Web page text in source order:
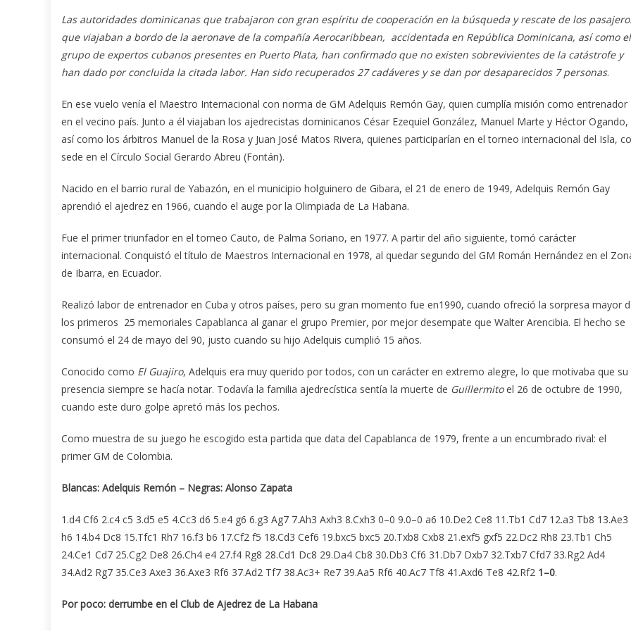
Las autoridades dominicanas que trabajaron con gran espíritu de cooperación en la búsqueda y rescate de los
que viajaban a bordo de la aeronave de la compañía Aerocaribbean, accidentada en República Dominicana, así como el
grupo de expertos cubanos presentes en Puerto Plata, han confirmado que no existen sobrevivientes de la catástrofe y
han dado por concluida la citada labor. Han sido recuperados 27 cadáveres y se dan por desaparecidos 7 personas.
En ese vuelo venía el Maestro Internacional con norma de GM Adelquis Remón Gay, quien cumplía misión como entrenador
en el vecino país. Junto a él viajaban los ajedrecistas dominicanos César Ezequiel González, Manuel Marte y Héctor Ogando,
así como los árbitros Manuel de la Rosa y Juan José Matos Rivera, quienes participarían en el torneo internacional del Isla,
sede en el Círculo Social Gerardo Abreu (Fontán).
Nacido en el barrio rural de Yabazón, en el municipio holguinero de Gibara, el 21 de enero de 1949, Adelquis Remón Gay
aprendió el ajedrez en 1966, cuando el auge por la Olimpiada de La Habana.
Fue el primer triunfador en el torneo Cauto, de Palma Soriano, en 1977. A partir del año siguiente, tomó carácter
internacional. Conquistó el título de Maestros Internacional en 1978, al quedar segundo del GM Román Hernández en el
de Ibarra, en Ecuador.
Realizó labor de entrenador en Cuba y otros países, pero su gran momento fue en1990, cuando ofreció la sorpresa mayor
los primeros 25 memoriales Capablanca al ganar el grupo Premier, por mejor desempate que Walter Arencibia. El hecho se
consumó el 24 de mayo del 90, justo cuando su hijo Adelquis cumplió 15 años.
Conocido como El Guajiro, Adelquis era muy querido por todos, con un carácter en extremo alegre, lo que motivaba que su
presencia siempre se hacía notar. Todavía la familia ajedrecística sentía la muerte de Guillermitoel 26 de octubre de 1990,
cuando este duro golpe apretó más los pechos.
Como muestra de su juego he escogido esta partida que data del Capablanca de 1979, frente a un encumbrado rival: el
primer GM de Colombia.
Blancas: Adelquis Remón – Negras: Alonso Zapata
1.d4 Cf6 2.c4 c5 3.d5 e5 4.Cc3 d6 5.e4 g6 6.g3 Ag7 7.Ah3 Axh3 8.Cxh3 0–0 9.0–0 a6 10.De2 Ce8 11.Tb1 Cd7 12.a3 Tb8 13.Ae3
h6 14.b4 Dc8 15.Tfc1 Rh7 16.f3 b6 17.Cf2 f5 18.Cd3 Cef6 19.bxc5 bxc5 20.Txb8 Cxb8 21.exf5 gxf5 22.Dc2 Rh8 23.Tb1 Ch5
24.Ce1 Cd7 25.Cg2 De8 26.Ch4 e4 27.f4 Rg8 28.Cd1 Dc8 29.Da4 Cb8 30.Db3 Cf6 31.Db7 Dxb7 32.Txb7 Cfd7 33.Rg2 Ad4
34.Ad2 Rg7 35.Ce3 Axe3 36.Axe3 Rf6 37.Ad2 Tf7 38.Ac3+ Re7 39.Aa5 Rf6 40.Ac7 Tf8 41.Axd6 Te8 42.Rf2 1–0.
Por poco: derrumbe en el Club de Ajedrez de La Habana